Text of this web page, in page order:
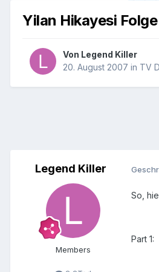
Yilan Hikayesi
Von Legend Killer
20. August 2007 in TV
Legend Killer
Members
So,
Part 1: